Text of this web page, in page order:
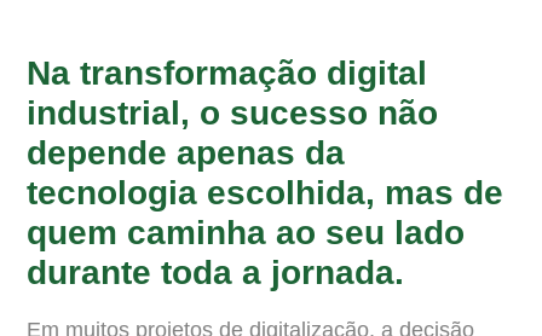
Na transformação digital
industrial, o sucesso não
depende apenas da
tecnologia escolhida, mas de
quem caminha ao seu lado
durante toda a jornada.
Em muitos projetos de digitalização, a decisão